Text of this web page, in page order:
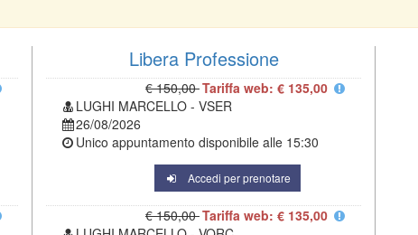
Libera Professione
€ 150,00Tariffa web: € 135,00
LUGHI MARCELLO - VSER
26/08/2026
Unico appuntamento disponibile alle 15:30
Accedi per prenotare
€ 150,00Tariffa web: € 135,00